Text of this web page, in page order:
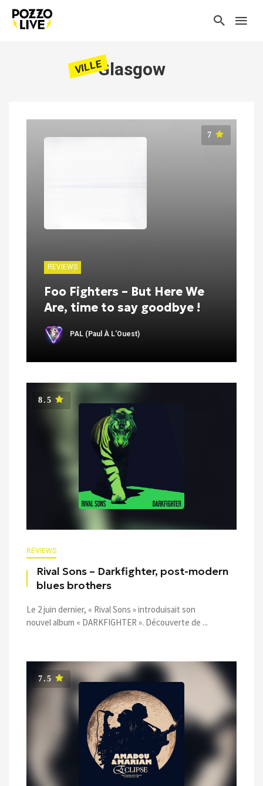
VILLEGlasgow
7
REVIEWS
Foo Fighters – But Here We
Are, time to say goodbye !
PAL (Paul À L'Ouest)
8.5
REVIEWS
Rival Sons – Darkfighter, post-modern
blues brothers
Le 2 juin dernier, « Rival Sons » introduisait son
nouvel album « DARKFIGHTER ». Découverte de ...
7.5